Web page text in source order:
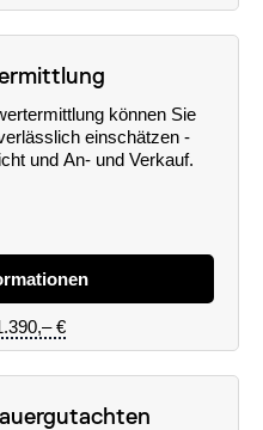
können Sie
einschätzen -
und An- und Verkauf.
€